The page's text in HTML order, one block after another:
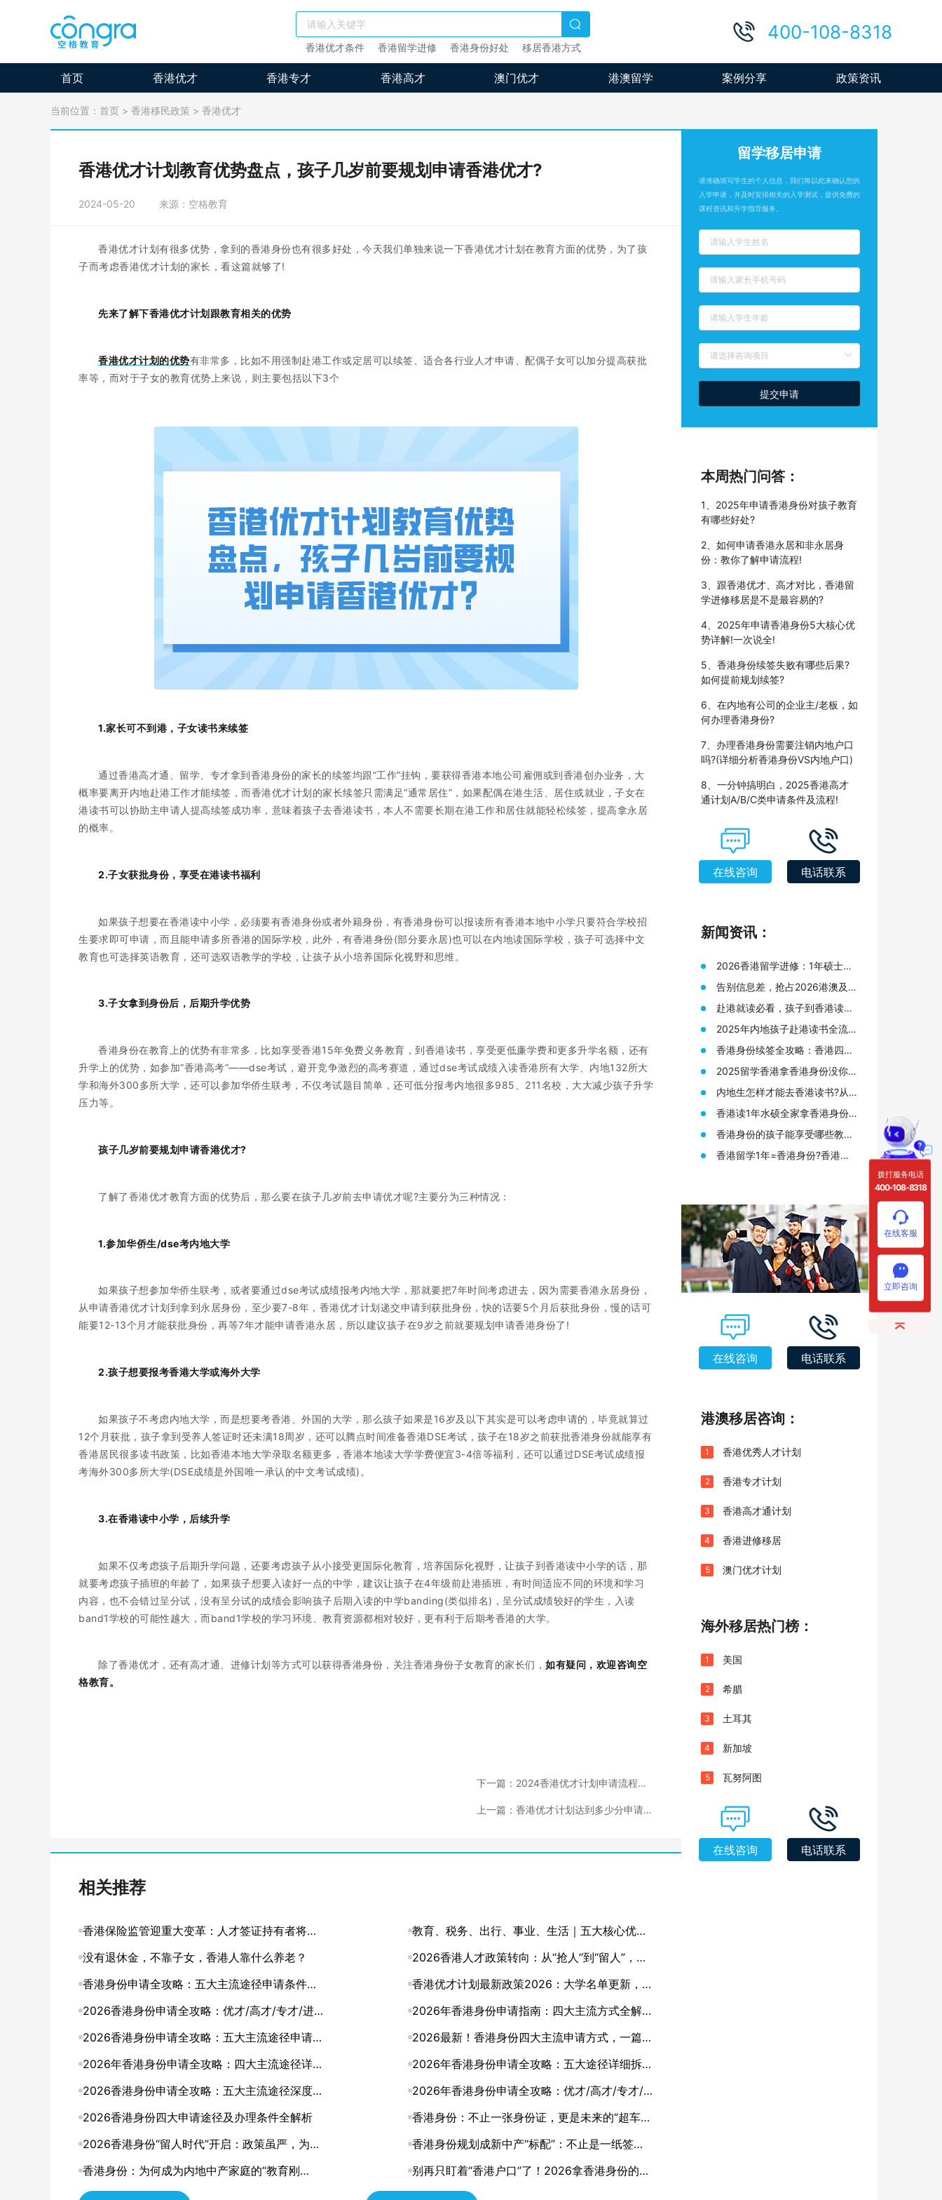
香港优才条件 香港留学进修 香港身份好处 移居香港方式
400-108-8318
首页 香港优才 香港专才 香港高才 澳门优才 港澳留学 案例分享 政策资讯
当前位置： 首页 > 香港移民政策 > 香港优才
香港优才计划教育优势盘点，孩子几岁前要规划申请香港优才?
2024-05-20 来源：空格教育
香港优才计划有很多优势，拿到的香港身份也有很多好处，今天我们单独来说一下香港优才计划在教育方面的优势，为了孩
子而考虑香港优才计划的家长，看这篇就够了!
先来了解下香港优才计划跟教育相关的优势
香港优才计划的优势有非常多，比如不用强制赴港工作或定居可以续签、适合各行业人才申请、配偶子女可以加分提高获批
率等，而对于子女的教育优势上来说，则主要包括以下3个
1.家长可不到港，子女读书来续签
通过香港高才通、留学、专才拿到香港身份的家长的续签均跟“工作”挂钩，要获得香港本地公司雇佣或到香港创办业务，大
概率要离开内地赴港工作才能续签，而香港优才计划的家长续签只需满足“通常居住”，如果配偶在港生活、居住或就业，子女在
港读书可以协助主申请人提高续签成功率，意味着孩子去香港读书，本人不需要长期在港工作和居住就能轻松续签，提高拿永居
的概率。
2.子女获批身份，享受在港读书福利
如果孩子想要在香港读中小学，必须要有香港身份或者外籍身份，有香港身份可以报读所有香港本地中小学只要符合学校招
生要求即可申请，而且能申请多所香港的国际学校，此外，有香港身份(部分要永居)也可以在内地读国际学校，孩子可选择中文
教育也可选择英语教育，还可选双语教学的学校，让孩子从小培养国际化视野和思维。
3.子女拿到身份后，后期升学优势
香港身份在教育上的优势有非常多，比如享受香港15年免费义务教育，到香港读书，享受更低廉学费和更多升学名额，还有
升学上的优势，如参加“香港高考”——dse考试，避开竞争激烈的高考赛道，通过dse考试成绩入读香港所有大学、内地132所大
学和海外300多所大学，还可以参加华侨生联考，不仅考试题目简单，还可低分报考内地很多985、211名校，大大减少孩子升学
压力等。
孩子几岁前要规划申请香港优才?
了解了香港优才教育方面的优势后，那么要在孩子几岁前去申请优才呢?主要分为三种情况：
1.参加华侨生/dse考内地大学
如果孩子想参加华侨生联考，或者要通过dse考试成绩报考内地大学，那就要把7年时间考虑进去，因为需要香港永居身份，
从申请香港优才计划到拿到永居身份，至少要7-8年，香港优才计划递交申请到获批身份，快的话要5个月后获批身份，慢的话可
能要12-13个月才能获批身份，再等7年才能申请香港永居，所以建议孩子在9岁之前就要规划申请香港身份了!
2.孩子想要报考香港大学或海外大学
如果孩子不考虑内地大学，而是想要考香港、外国的大学，那么孩子如果是16岁及以下其实是可以考虑申请的，毕竟就算过
12个月获批，孩子拿到受养人签证时还未满18周岁，还可以腾点时间准备香港DSE考试，孩子在18岁之前获批香港身份就能享有
香港居民很多读书政策，比如香港本地大学录取名额更多，香港本地读大学学费便宜3-4倍等福利，还可以通过DSE考试成绩报
考海外300多所大学(DSE成绩是外国唯一承认的中文考试成绩)。
3.在香港读中小学，后续升学
如果不仅考虑孩子后期升学问题，还要考虑孩子从小接受更国际化教育，培养国际化视野，让孩子到香港读中小学的话，那
就要考虑孩子插班的年龄了，如果孩子想要入读好一点的中学，建议让孩子在4年级前赴港插班，有时间适应不同的环境和学习
内容，也不会错过呈分试，没有呈分试的成绩会影响孩子后期入读的中学banding(类似排名)，呈分试成绩较好的学生，入读
band1学校的可能性越大，而band1学校的学习环境、教育资源都相对较好，更有利于后期考香港的大学。
除了香港优才，还有高才通、进修计划等方式可以获得香港身份，关注香港身份子女教育的家长们， 如有疑问，欢迎咨询空
格教育。
下一篇：2024香港优才计划申请流程、
上一篇：香港优才计划达到多少分申请最
相关推荐
香港保险监管迎重大变革：人才签证持有者将纳
入本地客户体系
教育、税务、出行、事业、生活｜五大核心优
势，深度解码香港身份的含金量
没有退休金，不靠子女，香港人靠什么养老？
2026香港人才政策转向：从“抢人”到“留人”，你
的身份规划该升级了
香港身份申请全攻略：五大主流途径申请条件与
申请要点详解
香港优才计划最新政策2026：大学名单更新，一
文读懂
2026香港身份申请全攻略：优才/高才/专才/进
修四大途径条件详解
2026年香港身份申请指南：四大主流方式全解
析，总有一条路适合你
2026香港身份申请全攻略：五大主流途径申请条
件与申请要点详解
2026最新！香港身份四大主流申请方式，一篇看
懂怎么选
2026年香港身份申请全攻略：四大主流途径详
解，找到最适合你的那条路
2026年香港身份申请全攻略：五大途径详细拆
解，助你找到最适合的拿证通道
2026香港身份申请全攻略：五大主流途径深度解
析，哪一种最适合你？
2026年香港身份申请全攻略：优才/高才/专才/
进修四大路径怎么选？
2026香港身份四大申请途径及办理条件全解析
香港身份：不止一张身份证，更是未来的“超车
道”
2026香港身份“留人时代”开启：政策虽严，为何
仍是中产家庭的“最优解”？
香港身份规划成新中产“标配”：不止是一纸签
证，更是家庭未来的战略资产
香港身份：为何成为内地中产家庭的“教育刚
别再只盯着“香港户口”了！2026拿香港身份的底
留学移居申请
请准确填写学生的个人信息，我们将以此来确认您的
入学申请，并及时安排相关的入学测试，提供免费的
课程资讯和升学指导服务。
提交申请
本周热门问答：
1、2025年申请香港身份对孩子教育
有哪些好处?
2、如何申请香港永居和非永居身
份：教你了解申请流程!
3、跟香港优才、高才对比，香港留
学进修移居是不是最容易的?
4、2025年申请香港身份5大核心优
势详解!一次说全!
5、香港身份续签失败有哪些后果?
如何提前规划续签?
6、在内地有公司的企业主/老板，如
何办理香港身份?
7、办理香港身份需要注销内地户口
吗?(详细分析香港身份VS内地户口)
8、一分钟搞明白，2025香港高才
通计划A/B/C类申请条件及流程!
在线咨询 电话联系
新闻资讯：
2026香港留学进修：1年硕士拿
身份，普通人的“黄金窗口期”还
剩多久？
告别信息差，抢占2026港澳及海
外名校申请先机
赴港就读必看，孩子到香港读书
需要准备哪些材料?
2025年内地孩子赴港读书全流
程，从身份规划到升学路径!
香港身份续签全攻略：香港四大
人才签证续签条件终于有人说透
了
2025留学香港拿香港身份没你想
的那么难!附香港12所大学研究生
申请要求
内地生怎样才能去香港读书?从
申请香港身份到赴港读书7步指
南!
香港读1年水硕全家拿香港身份?
来看看港硕申请条件和优势!
香港身份的孩子能享受哪些教育
资源?在高考升学方面又有何优
势?
香港留学1年=香港身份?香港留
在线咨询 电话联系
港澳移居咨询：
1 香港优秀人才计划
2 香港专才计划
3 香港高才通计划
4 香港进修移居
5 澳门优才计划
海外移居热门榜：
1 美国
2 希腊
3 土耳其
4 新加坡
5 瓦努阿图
在线咨询 电话联系
拨打服务电话
400-108-8318
在线客服
立即咨询